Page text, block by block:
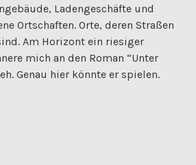
Ladengeschäfte und
Ortschaften. Orte, deren Straßen
Am Horizont ein riesiger
mich an den Roman “Unter
Genau hier könnte er spielen.